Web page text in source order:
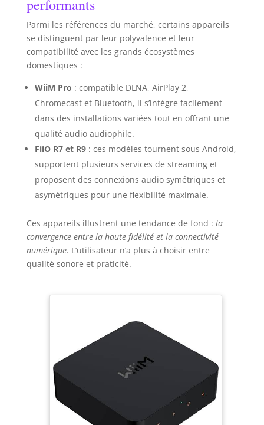
performants
Parmi les références du marché, certains appareils
se distinguent par leur polyvalence et leur
compatibilité avec les grands écosystèmes
domestiques :
WiiM Pro : compatible DLNA, AirPlay 2,
Chromecast et Bluetooth, il s’intègre facilement
dans des installations variées tout en offrant une
qualité audio audiophile.
FiiO R7 et R9: ces modèles tournent sous Android,
supportent plusieurs services de streaming et
proposent des connexions audio symétriques et
asymétriques pour une flexibilité maximale.
Ces appareils illustrent une tendance de fond : la
convergence entre la haute fidélité et la connectivité
numérique. L’utilisateur n’a plus à choisir entre
qualité sonore et praticité.